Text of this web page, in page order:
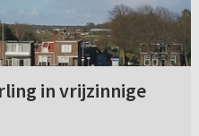
in vrijzinnige